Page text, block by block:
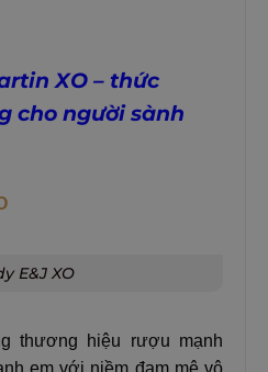
XO – thức
cho người sành
E&J XO
thương hiệu rượu mạnh